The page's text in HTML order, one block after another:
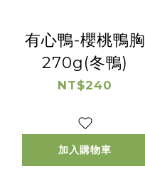
有心鴨-櫻桃鴨胸
270g(冬鴨)
NT$240
加入購物車